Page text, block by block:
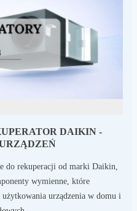
DAIKIN -
do rekuperacji od marki Daikin,
wymienne, które
urządzenia w domu i